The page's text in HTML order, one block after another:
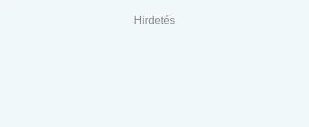
Hirdetés